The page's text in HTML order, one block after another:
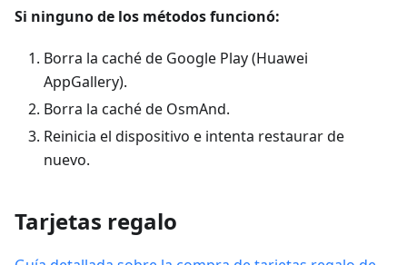
Si ninguno de los métodos funcionó:
Borra la caché de Google Play (Huawei
AppGallery).
Borra la caché de OsmAnd.
Reinicia el dispositivo e intenta restaurar de
nuevo.
Tarjetas regalo